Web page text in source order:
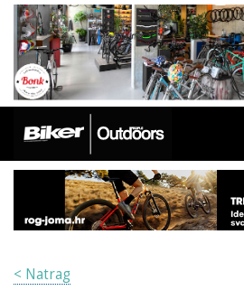
< Natrag